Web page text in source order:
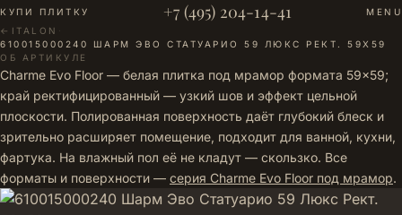
КУПИ ПЛИТКУ +7 (495) 204-14-41
MENU
← ITALON ·
610015000240 ШАРМ ЭВО СТАТУАРИО 59 ЛЮКС РЕКТ. 59Х59
ОБ АРТИКУЛЕ
Charme Evo Floor — белая плитка под мрамор формата 59×59;
край ректифицированный — узкий шов и эффект цельной
плоскости. Полированная поверхность даёт глубокий блеск и
зрительно расширяет помещение, подходит для ванной, кухни,
фартука. На влажный пол её не кладут — скользко. Все
форматы и поверхности — серия Charme Evo Floor под мрамор.